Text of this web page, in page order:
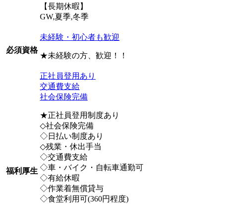
【長期休暇】
GW,夏季,冬季
必須資格
未経験・初心者も歓迎
★未経験の方、歓迎！！
福利厚生
正社員登用あり
交通費支給
社会保険完備
★正社員登用制度あり
◇社会保険完備
◇日払い制度あり
◇残業・休出手当
◇交通費支給
◇車・バイク・自転車通勤可
◇有給休暇
◇作業着無償貸与
◇食堂利用可(360円程度)